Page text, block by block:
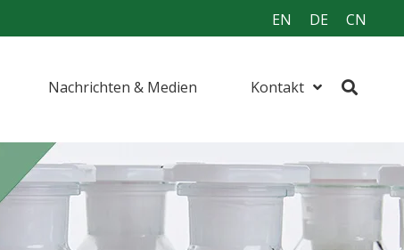
EN DE CN
Nachrichten & Medien Kontakt